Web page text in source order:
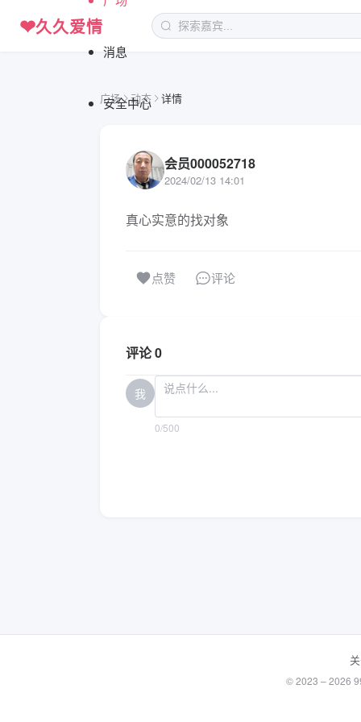
❤久久爱情
消息
安全中心
广场 动态 详情
会员000052718
2024/02/13 14:01
真心实意的找对象
点赞 评论
评论 0
我
0/500
© 2023 – 2026